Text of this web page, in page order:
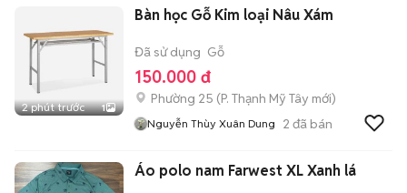
2 phút trước 1
Bàn học Gỗ Kim loại Nâu Xám
Đã sử dụng Gỗ
150.000 đ
Phường 25 (P. Thạnh Mỹ Tây mới)
Nguyễn Thùy Xuân Dung 2 đã bán
Áo polo nam Farwest XL Xanh lá